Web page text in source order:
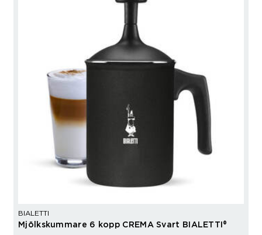
BIALETTI
Mjölkskummare 6 kopp CREMA Svart BIALETTI®